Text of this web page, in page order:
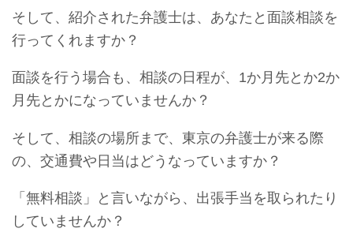
そして、紹介された弁護士は、あなたと面談相談を
行ってくれますか？
面談を行う場合も、相談の日程が、1か月先とか2か
月先とかになっていませんか？
そして、相談の場所まで、東京の弁護士が来る際
の、交通費や日当はどうなっていますか？
「無料相談」と言いながら、出張手当を取られたり
していませんか？